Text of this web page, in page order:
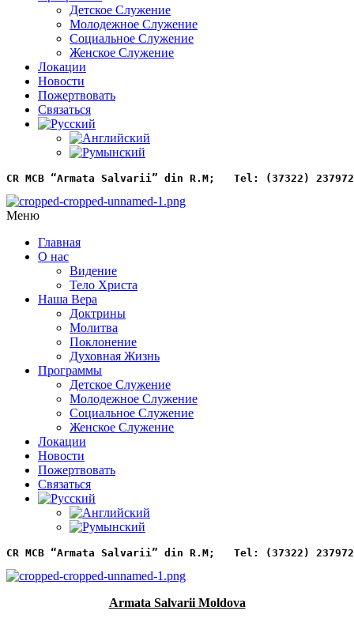
Детское Служение
Молодежное Служение
Социальное Служение
Женское Служение
Локации
Новости
Пожертвовать
Связаться
CR MCB “Armata Salvarii” din R.M; Tel: (37322) 237972
Меню
Главная
О нас
Видение
Тело Христа
Наша Вера
Доктрины
Молитва
Поклонение
Духовная Жизнь
Программы
Детское Служение
Молодежное Служение
Социальное Служение
Женское Служение
Локации
Новости
Пожертвовать
Связаться
CR MCB “Armata Salvarii” din R.M; Tel: (37322) 237972
Armata Salvarii Moldova